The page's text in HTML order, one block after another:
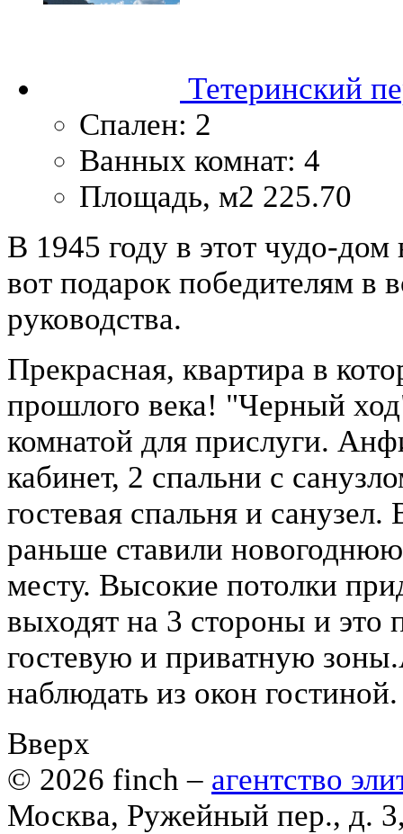
Тетеринский
Спален: 2
Ванных комнат: 4
Площадь, м2 225.70
В 1945 году в этот чудо-
вот подарок победителям в
руководства.
Прекрасная, квартира в
прошлого века! "Черный
комнатой для прислуги.
кабинет, 2 спальни с
гостевая спальня и
раньше ставили
месту. Высокие потолки
выходят на 3 стороны и это
гостевую и приватную
наблюдать из окон гостиной.
Вверх
© 2026 finch – агентство
Москва, Ружейный пер., д.